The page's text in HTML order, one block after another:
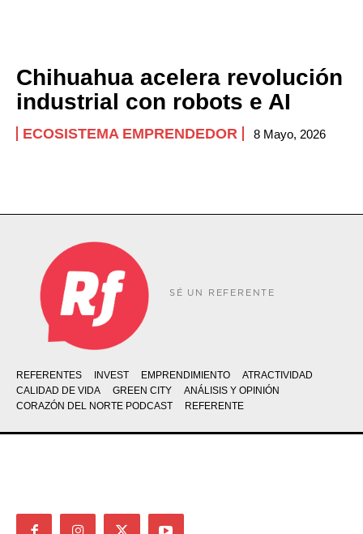
Chihuahua acelera revolución
industrial con robots e AI
ECOSISTEMA EMPRENDEDOR 8 Mayo, 2026
SÉ UN REFERENTE
REFERENTES INVEST EMPRENDIMIENTO
ATRACTIVIDAD
CALIDAD DE VIDA
GREEN CITY
ANÁLISIS Y OPINIÓN
CORAZÓN DEL NORTE PODCAST
REFERENTE